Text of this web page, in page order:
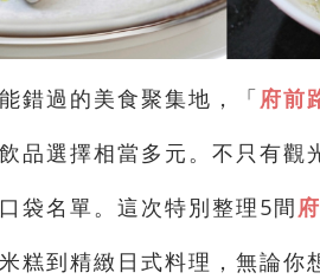
錯過的美食聚集地，「府前
品選擇相當多元。不只有觀
袋名單。這次特別整理5間
糕到精緻日式料理，無論你